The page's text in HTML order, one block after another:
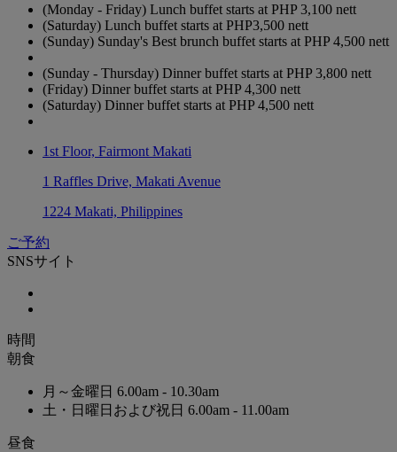
(Monday - Friday) Lunch buffet starts at PHP 3,100 nett
(Saturday) Lunch buffet starts at PHP3,500 nett
(Sunday) Sunday's Best brunch buffet starts at PHP 4,500 nett
(Sunday - Thursday) Dinner buffet starts at PHP 3,800 nett
(Friday) Dinner buffet starts at PHP 4,300 nett
(Saturday) Dinner buffet starts at PHP 4,500 nett
1st Floor, Fairmont Makati
1 Raffles Drive, Makati Avenue
1224 Makati, Philippines
ご予約
SNSサイト
時間
朝食
月～金曜日 6.00am - 10.30am
土・日曜日および祝日 6.00am - 11.00am
昼食